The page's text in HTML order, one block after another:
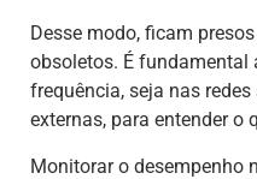
Desse modo, ficam
obsoletos. É fundamental
frequência, seja nas
externas, para entender o
Monitorar o desempenho